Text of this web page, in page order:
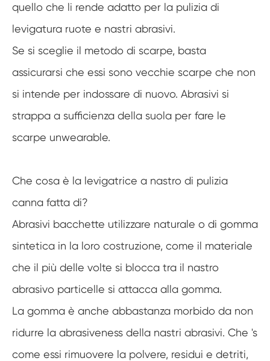
quello che li rende adatto per la pulizia di
levigatura ruote e nastri abrasivi.
Se si sceglie il metodo di scarpe, basta
assicurarsi che essi sono vecchie scarpe che non
si intende per indossare di nuovo. Abrasivi si
strappa a sufficienza della suola per fare le
scarpe unwearable.
Che cosa è la levigatrice a nastro di pulizia
canna fatta di?
Abrasivi bacchette utilizzare naturale o di gomma
sintetica in la loro costruzione, come il materiale
che il più delle volte si blocca tra il nastro
abrasivo particelle si attacca alla gomma.
La gomma è anche abbastanza morbido da non
ridurre la abrasiveness della nastri abrasivi. Che 's
come essi rimuovere la polvere, residui e detriti,